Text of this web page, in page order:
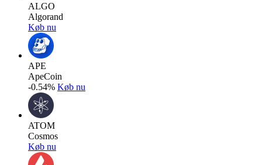
ALGO
Algorand
Køb nu
APE
ApeCoin
-0.54% Køb nu
ATOM
Cosmos
Køb nu